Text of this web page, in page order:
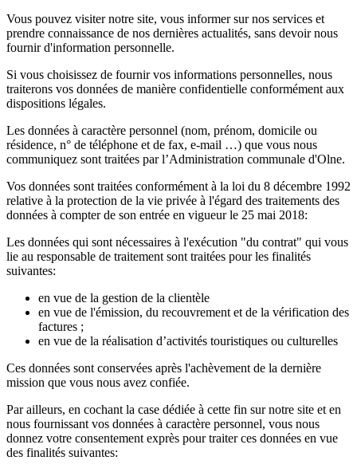
Vous pouvez visiter notre site, vous informer sur nos services et
prendre connaissance de nos dernières actualités, sans devoir nous
fournir d'information personnelle.
Si vous choisissez de fournir vos informations personnelles, nous
traiterons vos données de manière confidentielle conformément aux
dispositions légales.
Les données à caractère personnel (nom, prénom, domicile ou
résidence, n° de téléphone et de fax, e-mail …) que vous nous
communiquez sont traitées par l’Administration communale d'Olne.
Vos données sont traitées conformément à la loi du 8 décembre 1992
relative à la protection de la vie privée à l'égard des traitements des
données à compter de son entrée en vigueur le 25 mai 2018:
Les données qui sont nécessaires à l'exécution "du contrat" qui vous
lie au responsable de traitement sont traitées pour les finalités
suivantes:
en vue de la gestion de la clientèle
en vue de l'émission, du recouvrement et de la vérification des
factures ;
en vue de la réalisation d’activités touristiques ou culturelles
Ces données sont conservées après l'achèvement de la dernière
mission que vous nous avez confiée.
Par ailleurs, en cochant la case dédiée à cette fin sur notre site et en
nous fournissant vos données à caractère personnel, vous nous
donnez votre consentement exprès pour traiter ces données en vue
des finalités suivantes: